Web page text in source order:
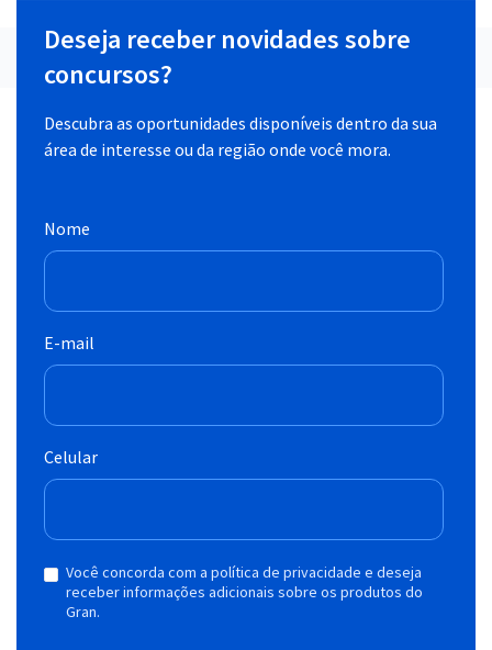
Deseja receber novidades sobre
concursos?
Descubra as oportunidades disponíveis dentro da sua
área de interesse ou da região onde você mora.
Nome
E-mail
Celular
Você concorda com a política de privacidade e deseja
receber informações adicionais sobre os produtos do
Gran.